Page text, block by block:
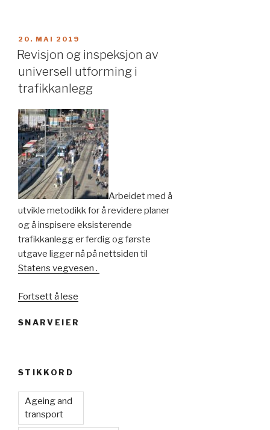
PUBLISERT
20. MAI 2019
Revisjon og inspeksjon av
universell utforming i
trafikkanlegg
Arbeidet med å
utvikle metodikk for å revidere planer
og å inspisere eksisterende
trafikkanlegg er ferdig og første
utgave ligger nå på nettsiden til
Statens vegvesen .
Fortsett å lese
SNARVEIER
STIKKORD
Ageing and
transport